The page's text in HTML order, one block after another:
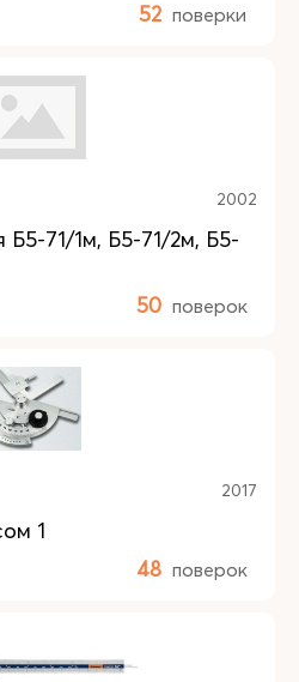
52 поверки
2002
Б5-71/1м, Б5-71/2м, Б5-
50 поверок
2017
1
48 поверок